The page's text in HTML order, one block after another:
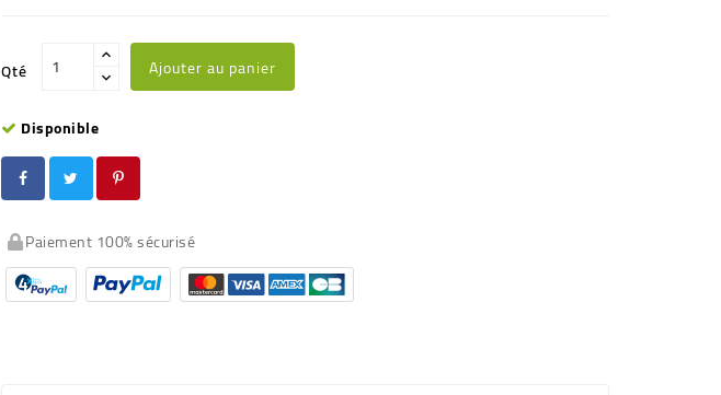
Qté Ajouter au panier
Disponible
Paiement 100% sécurisé